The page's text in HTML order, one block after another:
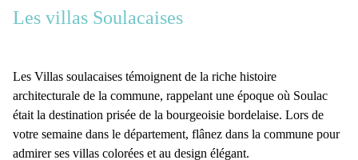
Les villas Soulacaises
Les Villas soulacaises témoignent de la riche histoire
architecturale de la commune, rappelant une époque où Soulac
était la destination prisée de la bourgeoisie bordelaise. Lors de
votre semaine dans le département, flânez dans la commune pour
admirer ses villas colorées et au design élégant.